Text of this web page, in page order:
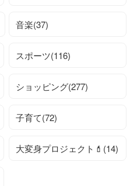
音楽(37)
スポーツ(116)
ショッピング(277)
子育て(72)
大変身プロジェクト💄(14)